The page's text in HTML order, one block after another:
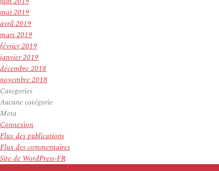
mai 2019
avril 2019
mars 2019
février 2019
janvier 2019
décembre 2018
novembre 2018
Categories
Aucune catégorie
Meta
Connexion
Flux des publications
Flux des commentaires
Site de WordPress-FR